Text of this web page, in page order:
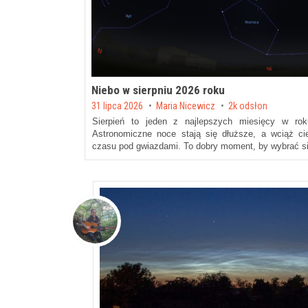
Niebo w sierpniu 2026 roku
Posted on
31 lipca 2026 by Maria Nicewicz 2k odsłon
Sierpień to jeden z najlepszych miesięcy w
Astronomiczne noce stają się dłuższe, a wciąż
czasu pod gwiazdami. To dobry moment, by wybrać